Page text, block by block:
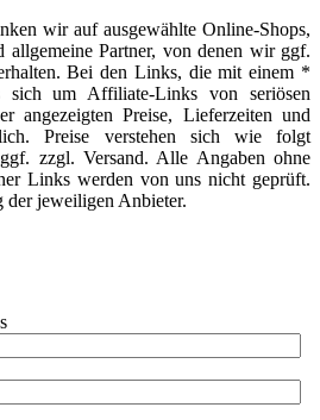
wir auf ausgewählte Online-Shops,
allgemeine Partner, von denen wir ggf.
Bei den Links, die mit einem *
sich um Affiliate-Links von seriösen
angezeigten Preise, Lieferzeiten und
Preise verstehen sich wie folgt
zzgl. Versand. Alle Angaben ohne
Links werden von uns nicht geprüft.
der jeweiligen Anbieter.